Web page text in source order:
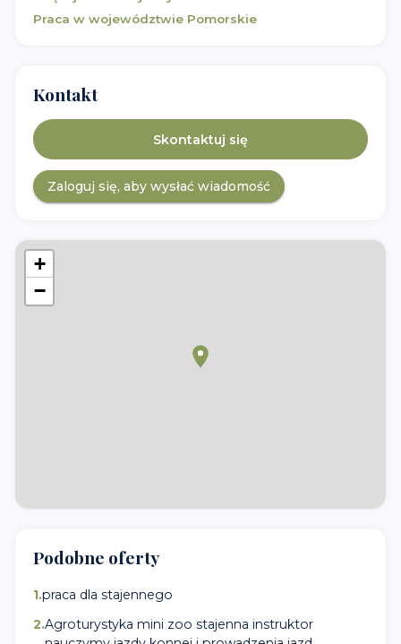
Praca w województwie Pomorskie
Kontakt
Skontaktuj się
Zaloguj się, aby wysłać wiadomość
+
−
Podobne oferty
1.praca dla stajennego
2.Agroturystyka mini zoo stajenna instruktor